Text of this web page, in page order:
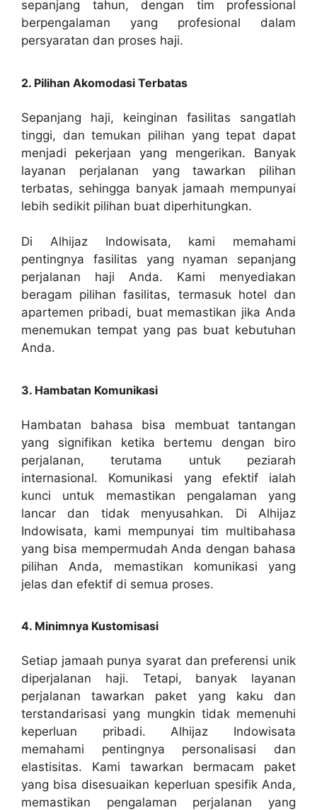
sepanjang tahun, dengan tim professional
berpengalaman yang profesional dalam
persyaratan dan proses haji.
2. Pilihan Akomodasi Terbatas
Sepanjang haji, keinginan fasilitas sangatlah
tinggi, dan temukan pilihan yang tepat dapat
menjadi pekerjaan yang mengerikan. Banyak
layanan perjalanan yang tawarkan pilihan
terbatas, sehingga banyak jamaah mempunyai
lebih sedikit pilihan buat diperhitungkan.
Di Alhijaz Indowisata, kami memahami
pentingnya fasilitas yang nyaman sepanjang
perjalanan haji Anda. Kami menyediakan
beragam pilihan fasilitas, termasuk hotel dan
apartemen pribadi, buat memastikan jika Anda
menemukan tempat yang pas buat kebutuhan
Anda.
3. Hambatan Komunikasi
Hambatan bahasa bisa membuat tantangan
yang signifikan ketika bertemu dengan biro
perjalanan, terutama untuk peziarah
internasional. Komunikasi yang efektif ialah
kunci untuk memastikan pengalaman yang
lancar dan tidak menyusahkan. Di Alhijaz
Indowisata, kami mempunyai tim multibahasa
yang bisa mempermudah Anda dengan bahasa
pilihan Anda, memastikan komunikasi yang
jelas dan efektif di semua proses.
4. Minimnya Kustomisasi
Setiap jamaah punya syarat dan preferensi unik
diperjalanan haji. Tetapi, banyak layanan
perjalanan tawarkan paket yang kaku dan
terstandarisasi yang mungkin tidak memenuhi
keperluan pribadi. Alhijaz Indowisata
memahami pentingnya personalisasi dan
elastisitas. Kami tawarkan bermacam paket
yang bisa disesuaikan keperluan spesifik Anda,
memastikan pengalaman perjalanan yang